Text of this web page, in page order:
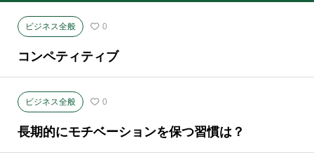
ビジネス全般 0
コンペティティブ
ビジネス全般 0
長期的にモチベーションを保つ習慣は？